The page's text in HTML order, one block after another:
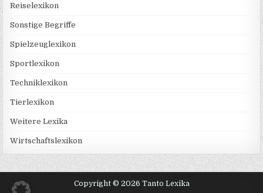
Reiselexikon
Sonstige Begriffe
Spielzeuglexikon
Sportlexikon
Techniklexikon
Tierlexikon
Weitere Lexika
Wirtschaftslexikon
Copyright © 2026 Tanto Lexika